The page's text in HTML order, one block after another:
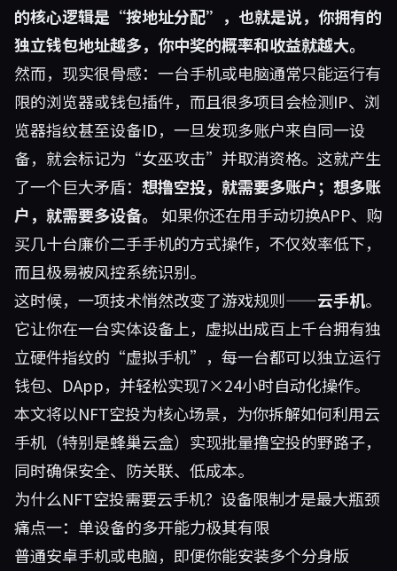
的核心逻辑是“按地址分配”，也就是说，你拥有的
独立钱包地址越多，你中奖的概率和收益就越大。
然而，现实很骨感：一台手机或电脑通常只能运行有
限的浏览器或钱包插件，而且很多项目会检测IP、浏
览器指纹甚至设备ID，一旦发现多账户来自同一设
备，就会标记为“女巫攻击”并取消资格。这就产生
了一个巨大矛盾： 想撸空投，就需要多账户；想多账
户，就需要多设备。
如果你还在用手动切换APP、购
买几十台廉价二手手机的方式操作，不仅效率低下，
而且极易被风控系统识别。
这时候，一项技术悄然改变了游戏规则——云手机。
它让你在一台实体设备上，虚拟出成百上千台拥有独
立硬件指纹的“虚拟手机”，每一台都可以独立运行
钱包、DApp，并轻松实现7×24小时自动化操作。
本文将以NFT空投为核心场景，为你拆解如何利用云
手机（特别是蜂巢云盒）实现批量撸空投的野路子，
同时确保安全、防关联、低成本。
为什么NFT空投需要云手机？设备限制才是最大瓶颈
痛点一：单设备的多开能力极其有限
普通安卓手机或电脑，即便你能安装多个分身版